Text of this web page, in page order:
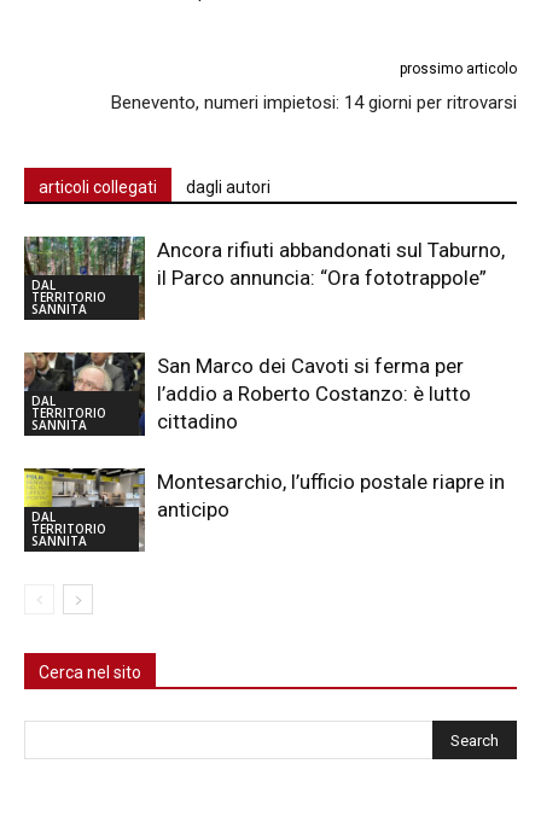
prossimo articolo
Benevento, numeri impietosi: 14 giorni per ritrovarsi
articoli collegati dagli autori
DAL
TERRITORIO
SANNITA
Ancora rifiuti abbandonati sul Taburno,
il Parco annuncia: “Ora fototrappole”
DAL
TERRITORIO
SANNITA
San Marco dei Cavoti si ferma per
l’addio a Roberto Costanzo: è lutto
cittadino
DAL
TERRITORIO
SANNITA
Montesarchio, l’ufficio postale riapre in
anticipo
Cerca nel sito